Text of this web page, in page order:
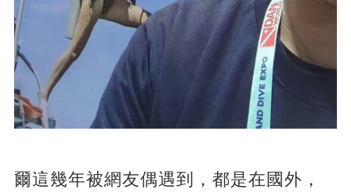
爾這幾年被網友偶遇到，都是在國外，